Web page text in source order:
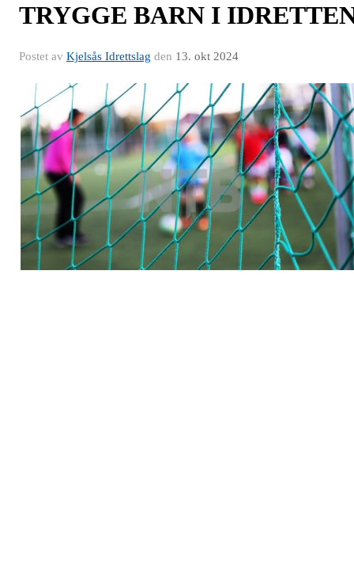
TRYGGE BARN I
Postet av Kjelsås Idrettslag den 13. okt 2024